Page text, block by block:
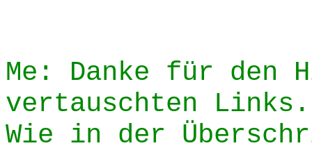
Me: Danke für den
vertauschten Links.
Wie in der